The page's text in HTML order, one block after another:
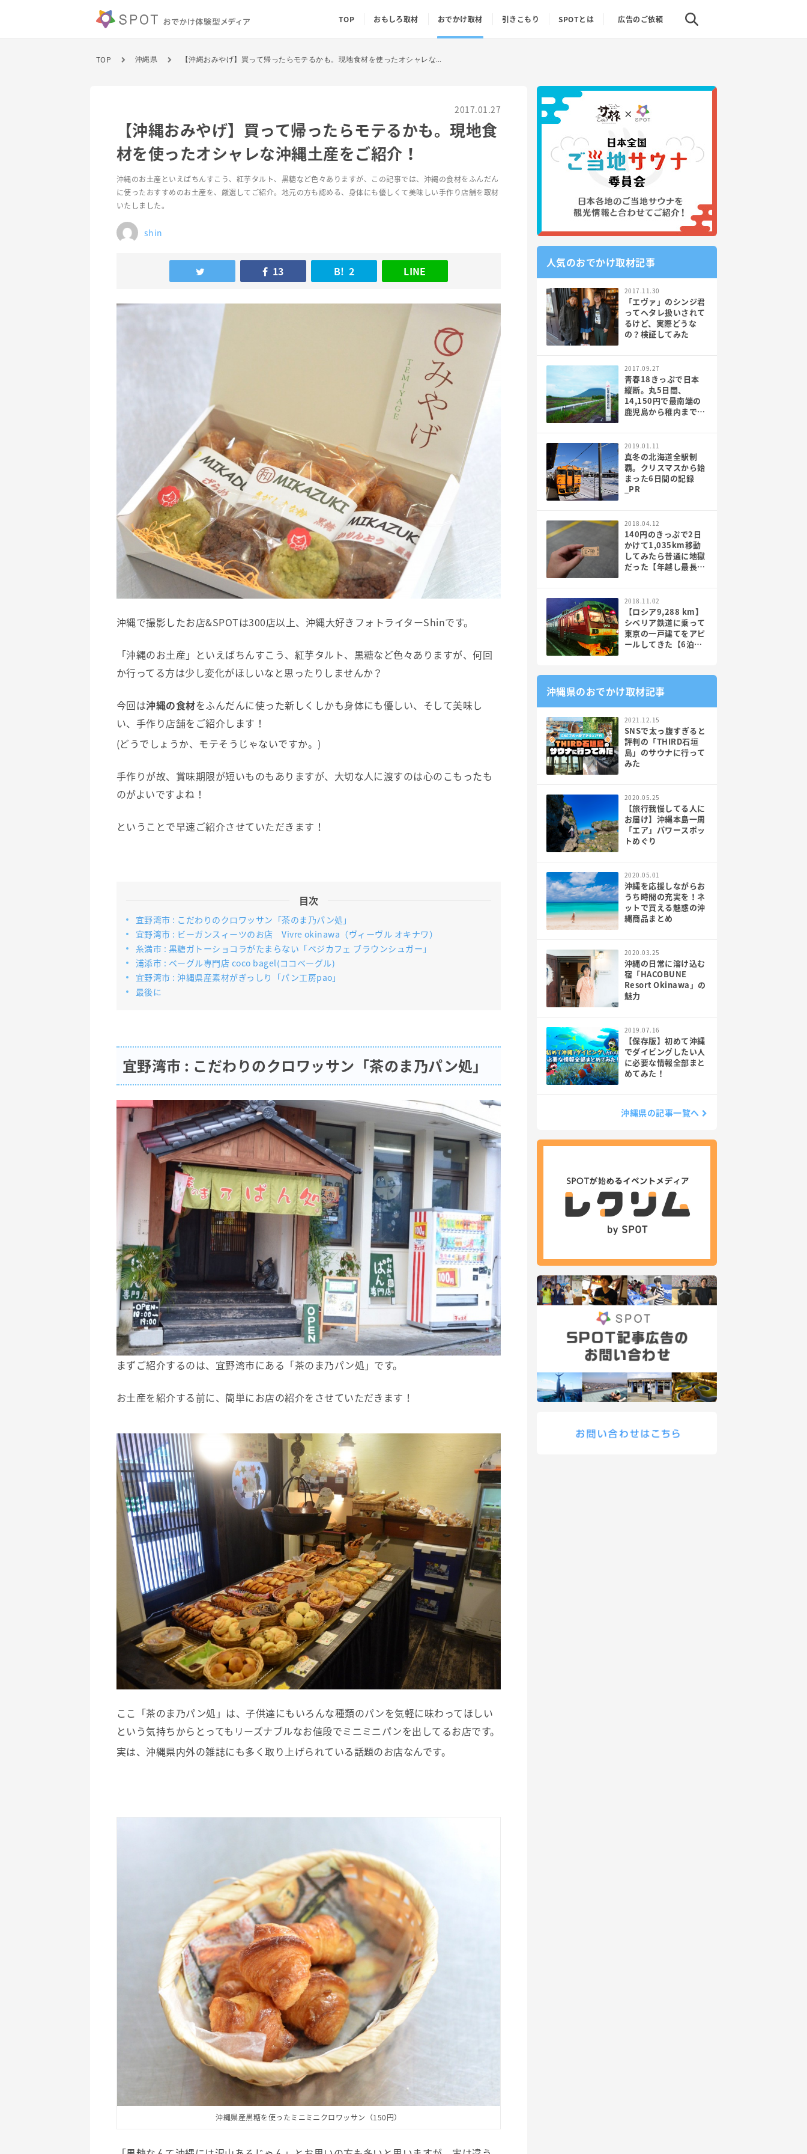
TOP おもしろ取材 おでかけ取材 引きこもり SPOTとは 広告のご依頼
TOP 沖縄県
2017.01.27
【沖縄おみやげ】買って帰ったらモテるかも。現地食
材を使ったオシャレな沖縄土産をご紹介！
沖縄のお土産といえばちんすこう、紅芋タルト、黒糖など色々ありますが、この記事では、沖縄の食材をふんだん
に使ったおすすめのお土産を、厳選してご紹介。地元の方も認める、身体にも優しくて美味しい手作り店舗を取材
いたしました。
shin
13 B! 2 LINE
沖縄で撮影したお店&SPOTは300店以上、沖縄大好きフォトライターShinです。
「沖縄のお土産」といえばちんすこう、紅芋タルト、黒糖など色々ありますが、何回
か行ってる方は少し変化がほしいなと思ったりしませんか？
今回は沖縄の食材をふんだんに使った新しくしかも身体にも優しい、そして美味し
い、手作り店舗をご紹介します！
(どうでしょうか、モテそうじゃないですか。)
手作りが故、賞味期限が短いものもありますが、大切な人に渡すのは心のこもったも
のがよいですよね！
ということで早速ご紹介させていただきます！
目次
宜野湾市 : こだわりのクロワッサン「茶のま乃パン処」
宜野湾市 : ビーガンスィーツのお店 Vivre okinawa（ヴィーヴル オキナワ）
糸満市 : 黒糖ガトーショコラがたまらない「ベジカフェ ブラウンシュガー」
浦添市 : ベーグル専門店 coco bagel(ココベーグル)
宜野湾市 : 沖縄県産素材がぎっしり「パン工房pao」
最後に
宜野湾市 : こだわりのクロワッサン「茶のま乃パン処」
まずご紹介するのは、宜野湾市にある「茶のま乃パン処」です。
お土産を紹介する前に、簡単にお店の紹介をさせていただきます！
ここ「茶のま乃パン処」は、子供達にもいろんな種類のパンを気軽に味わってほしい
という気持ちからとってもリーズナブルなお値段でミニミニパンを出してるお店です。
実は、沖縄県内外の雑誌にも多く取り上げられている話題のお店なんです。
沖縄県産黒糖を使ったミニミニクロワッサン（150円）
人気のおでかけ取材記事
2017.11.30
「エヴァ」のシンジ君
ってヘタレ扱いされて
るけど、実際どうな
の？検証してみた
2017.09.27
青春18きっぷで日本
縦断。丸5日間、
14,150円で最南端の
鹿児島から稚内まで行
2019.01.11
真冬の北海道全駅制
覇。クリスマスから始
まった6日間の記録
_PR
2018.04.12
140円のきっぷで2日
かけて1,035km移動
してみたら普通に地獄
だった【年越し最長大
2018.11.02
【ロシア9,288 km】
シベリア鉄道に乗って
東京の一戸建てをアピ
ールしてきた【6泊7
沖縄県のおでかけ取材記事
2021.12.15
SNSで太っ腹すぎると
評判の「THIRD石垣
島」のサウナに行って
みた
2020.05.25
【旅行我慢してる人に
お届け】沖縄本島一周
「エア」パワースポッ
トめぐり
2020.05.01
沖縄を応援しながらお
うち時間の充実を！ネ
ットで買える魅惑の沖
縄商品まとめ
2020.03.25
沖縄の日常に溶け込む
宿「HACOBUNE
Resort Okinawa」の
魅力
2019.07.16
【保存版】初めて沖縄
でダイビングしたい人
に必要な情報全部まと
めてみた！
沖縄県の記事一覧へ